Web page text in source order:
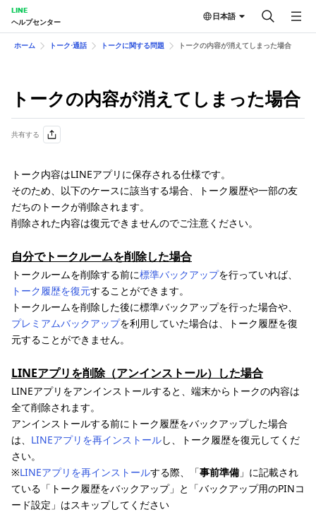
LINE
ヘルプセンター
日本語
ホーム トーク⋅通話 トークに関する問題 トークの内容が消えてしまった場合
トークの内容が消えてしまった場合
共有する
トーク内容はLINEアプリに保存される仕様です。
そのため、以下のケースに該当する場合、トーク履歴や一部の友
だちのトークが削除されます。
削除された内容は復元できませんのでご注意ください。
自分でトークルームを削除した場合
トークルームを削除する前に標準バックアップを行っていれば、
トーク履歴を復元することができます。
トークルームを削除した後に標準バックアップを行った場合や、
プレミアムバックアップを利用していた場合は、トーク履歴を復
元することができません。
LINEアプリを削除（アンインストール）した場合
LINEアプリをアンインストールすると、端末からトークの内容は
全て削除されます。
アンインストールする前にトーク履歴をバックアップした場合
は、 LINEアプリを再インストールし、トーク履歴を復元してくだ
さい。
※LINEアプリを再インストールする際、「事前準備 」に記載され
ている「トーク履歴をバックアップ」と「バックアップ用のPINコ
ード設定」はスキップしてください